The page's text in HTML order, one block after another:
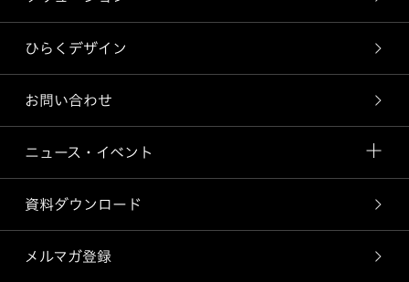
ひらくデザイン
お問い合わせ
ニュース・イベント
資料ダウンロード
メルマガ登録